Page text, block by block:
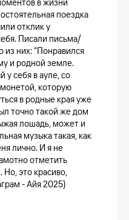
поездка
отклик у
Писали письма/
из них: “Понравился
и родной земле.
у себя в ауле, со
которую
в родные края уже
точно такой же дом
лошадь, может и
музыка такая, как
лично. И я не
отметить
это красиво,
- Айя 2025)